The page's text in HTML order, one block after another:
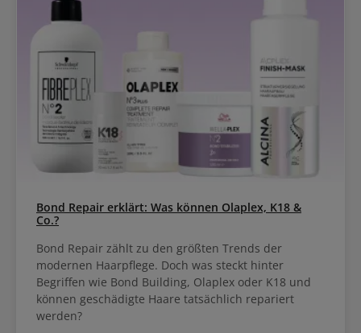
Bond Repair erklärt: Was können Olaplex, K18 &
Co.?
Bond Repair zählt zu den größten Trends der
modernen Haarpflege. Doch was steckt hinter
Begriffen wie Bond Building, Olaplex oder K18 und
können geschädigte Haare tatsächlich repariert
werden?